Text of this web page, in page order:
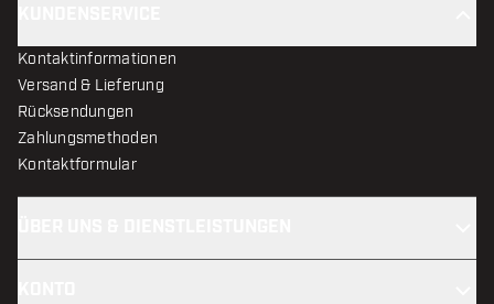
Kontaktinformationen
Versand & Lieferung
Rücksendungen
Zahlungsmethoden
Kontaktformular